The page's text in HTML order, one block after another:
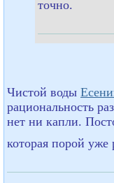
точно.
Чистой воды
рациональность
нет ни капли.
которая порой уже